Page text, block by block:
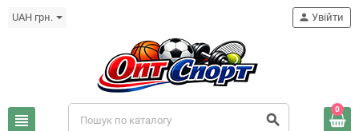
UAH грн.
view_headline search
person Увійти
0